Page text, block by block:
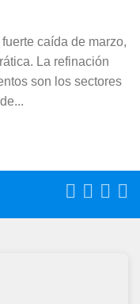
caída de marzo,
La refinación
son los sectores